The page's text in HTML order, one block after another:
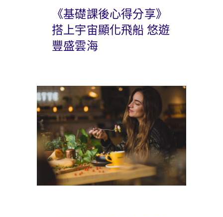
《基礎課後心得分享》
搭上宇宙顯化飛船 悠遊
豐盛雲海